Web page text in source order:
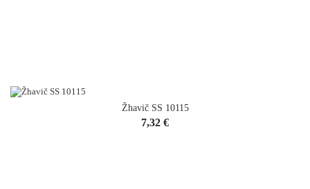
Žhavič SS 10115
Cena
7,32 €